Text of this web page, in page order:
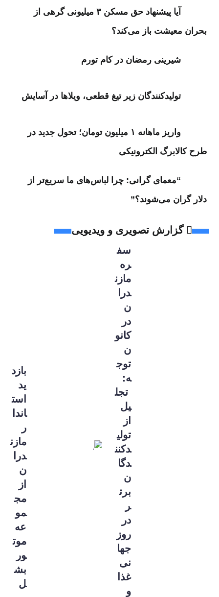
آیا پیشنهاد حق مسکن ۳ میلیونی گرهی از
بحران معیشت باز می‌کند؟
شیرینی رمضان در کام تورم
تولیدکنندگان زیر تیغ قطعی، ویلاها در آسایش
واریز ماهانه ۱ میلیون تومان؛ تحول جدید در
طرح کالابرگ الکترونیکی
“معمای گرانی: چرا لباس‌های ما سریع‌تر از
دلار گران می‌شوند؟”
گزارش تصویری و ویدیویی
سف
ره
مازن
درا
ن
در
کانو
ن
توج
ه:
تجل
یل
از
تولی
دکنن
دگا
ن
برت
ر
در
روز
جها
نی
غذا
و
بازد
ید
است
اندا
ر
مازن
درا
ن
از
مج
مو
عه
موت
ور
بش
ل